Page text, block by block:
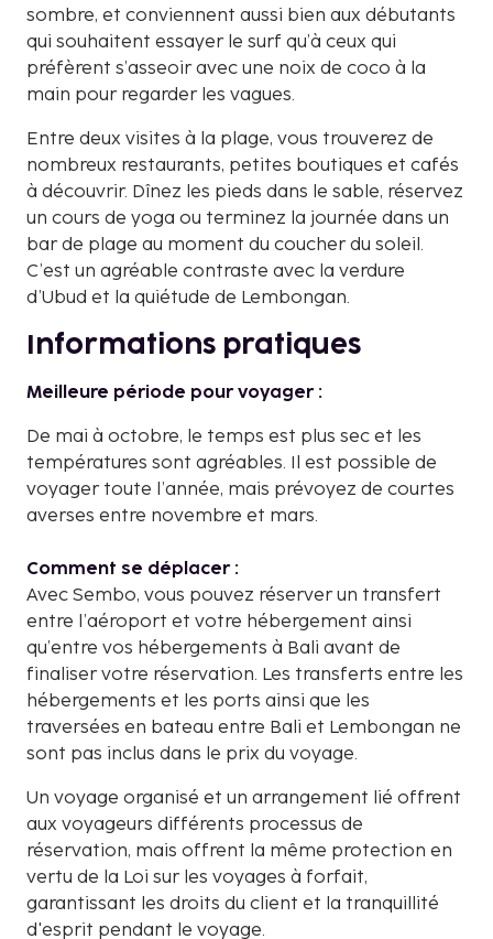
sombre, et conviennent aussi bien aux débutants
qui souhaitent essayer le surf qu’à ceux qui
préfèrent s’asseoir avec une noix de coco à la
main pour regarder les vagues.
Entre deux visites à la plage, vous trouverez de
nombreux restaurants, petites boutiques et cafés
à découvrir. Dînez les pieds dans le sable, réservez
un cours de yoga ou terminez la journée dans un
bar de plage au moment du coucher du soleil.
C’est un agréable contraste avec la verdure
d’Ubud et la quiétude de Lembongan.
Informations pratiques
Meilleure période pour voyager :
De mai à octobre, le temps est plus sec et les
températures sont agréables. Il est possible de
voyager toute l’année, mais prévoyez de courtes
averses entre novembre et mars.
Comment se déplacer :
Avec Sembo, vous pouvez réserver un transfert
entre l’aéroport et votre hébergement ainsi
qu’entre vos hébergements à Bali avant de
finaliser votre réservation. Les transferts entre les
hébergements et les ports ainsi que les
traversées en bateau entre Bali et Lembongan ne
sont pas inclus dans le prix du voyage.
Un voyage organisé et un arrangement lié offrent
aux voyageurs différents processus de
réservation, mais offrent la même protection en
vertu de la Loi sur les voyages à forfait,
garantissant les droits du client et la tranquillité
d'esprit pendant le voyage.